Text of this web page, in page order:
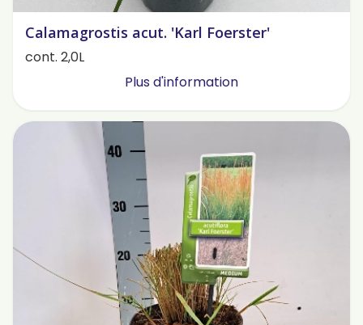
Calamagrostis acut. 'Karl Foerster'
cont. 2,0L
Plus d'information